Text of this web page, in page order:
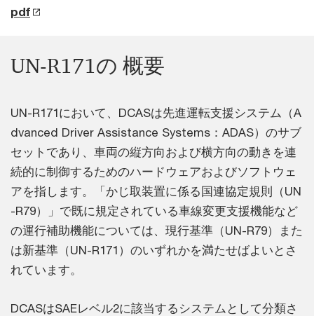
pdf
UN-R171の 概要
UN-R171において、DCASは先進運転支援システム（A
dvanced Driver Assistance Systems：ADAS）のサブ
セットであり、車両の縦方向および横方向の動きを連
続的に制御するためのハードウェアおよびソフトウェ
アを指します。「かじ取装置に係る国連協定規則（UN
-R79）」で既に規定されている車線変更支援機能など
の運行補助機能については、現行基準（UN-R79）また
は新基準（UN-R171）のいずれかを満たせばよいとさ
れています。
DCASはSAEレベル2に該当するシステムとして分類さ